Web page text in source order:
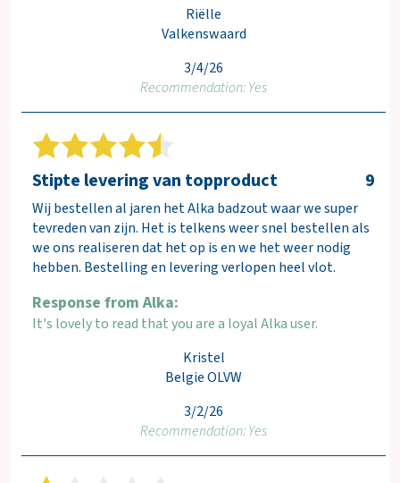
Riëlle
Valkenswaard
3/4/26
Recommendation: Yes
Kristel
Belgie OLVW
3/2/26
Recommendation: Yes
Stipte levering van topproduct 9
Wij bestellen al jaren het Alka badzout waar we super
tevreden van zijn. Het is telkens weer snel bestellen als
we ons realiseren dat het op is en we het weer nodig
hebben. Bestelling en levering verlopen heel vlot.
Response from Alka:
It's lovely to read that you are a loyal Alka user.